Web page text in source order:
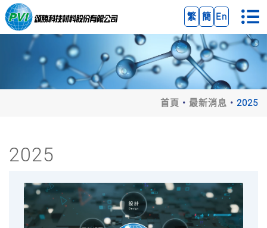
繁 簡 En
首頁 最新消息 2025
2025